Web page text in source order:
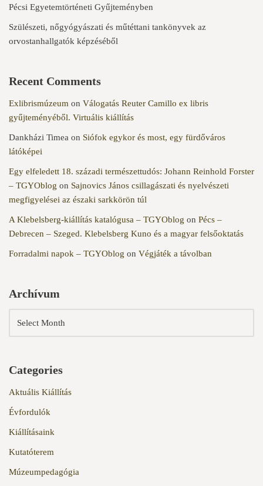
Pécsi Egyetemtörténeti Gyűjteményben
Szülészeti, nőgyógyászati és műtéttani tankönyvek az
orvostanhallgatók képzéséből
Recent Comments
Exlibrismúzeum on Válogatás Reuter Camillo ex libris
gyűjteményéből. Virtuális kiállítás
Dankházi Timea on Siófok egykor és most, egy fürdőváros
látóképei
Egy elfeledett 18. századi természettudós: Johann Reinhold Forster
– TGYOblog on Sajnovics János csillagászati és nyelvészeti
megfigyelései az északi sarkkörön túl
A Klebelsberg-kiállítás katalógusa – TGYOblog on Pécs –
Debrecen – Szeged. Klebelsberg Kuno és a magyar felsőoktatás
Forradalmi napok – TGYOblog on Végjáték a távolban
Archívum
Categories
Aktuális Kiállítás
Évfordulók
Kiállításaink
Kutatóterem
Múzeumpedagógia